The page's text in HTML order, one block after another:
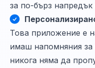
за по-бърз
Това приложение е
имаш напомняния
никога няма да